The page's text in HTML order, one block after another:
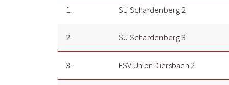
1. SU Schardenberg 2
2. SU Schardenberg 3
3. ESV Union Diersbach 2